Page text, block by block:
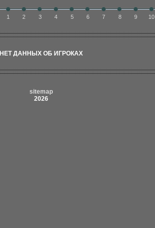
1 2 3 4 5 6 7 8 9 10
НЕТ ДАННЫХ ОБ ИГРОКАХ
sitemap
2026